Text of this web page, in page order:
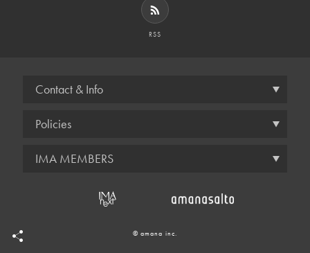
RSS
Contact & Info
Policies
IMA MEMBERS
© amana inc.